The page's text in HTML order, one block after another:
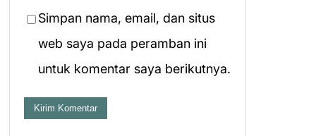
Simpan nama, email, dan situs
web saya pada peramban ini
untuk komentar saya berikutnya.